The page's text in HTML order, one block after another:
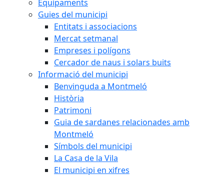
Equipaments
Guies del municipi
Entitats i associacions
Mercat setmanal
Empreses i polígons
Cercador de naus i solars buits
Informació del municipi
Benvinguda a Montmeló
Història
Patrimoni
Guia de sardanes relacionades amb
Montmeló
Símbols del municipi
La Casa de la Vila
El municipi en xifres